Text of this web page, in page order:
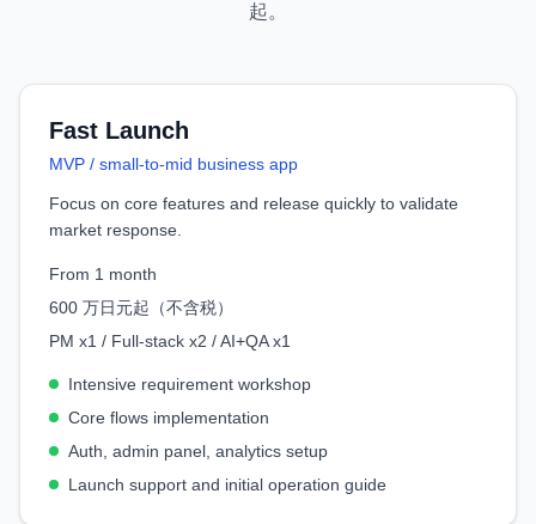
起。
Fast Launch
MVP / small-to-mid business app
Focus on core features and release quickly to validate
market response.
From 1 month
600 万日元起（不含税）
PM x1 / Full-stack x2 / AI+QA x1
Intensive requirement workshop
Core flows implementation
Auth, admin panel, analytics setup
Launch support and initial operation guide